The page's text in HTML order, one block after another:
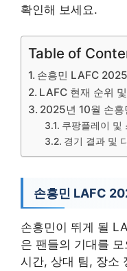
확인해 보세요.
Table of
손흥민 LAFC
LAFC 현재 순위
2025년 10월 손흥
쿠팡플레이 및
경기 결과 및
손흥민 LAFC
손흥민이 뛰게 될
은 팬들의 기대를
시간, 상대 팀, 장소